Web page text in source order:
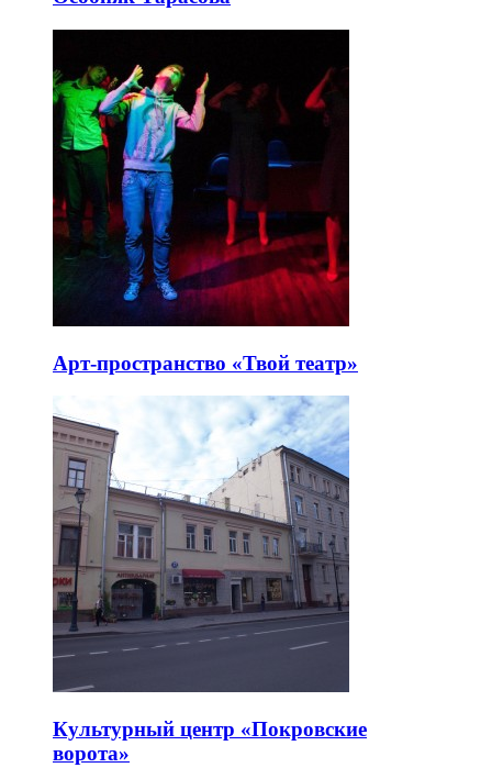
Арт-пространство «Твой театр»
Культурный центр «Покровские
ворота»